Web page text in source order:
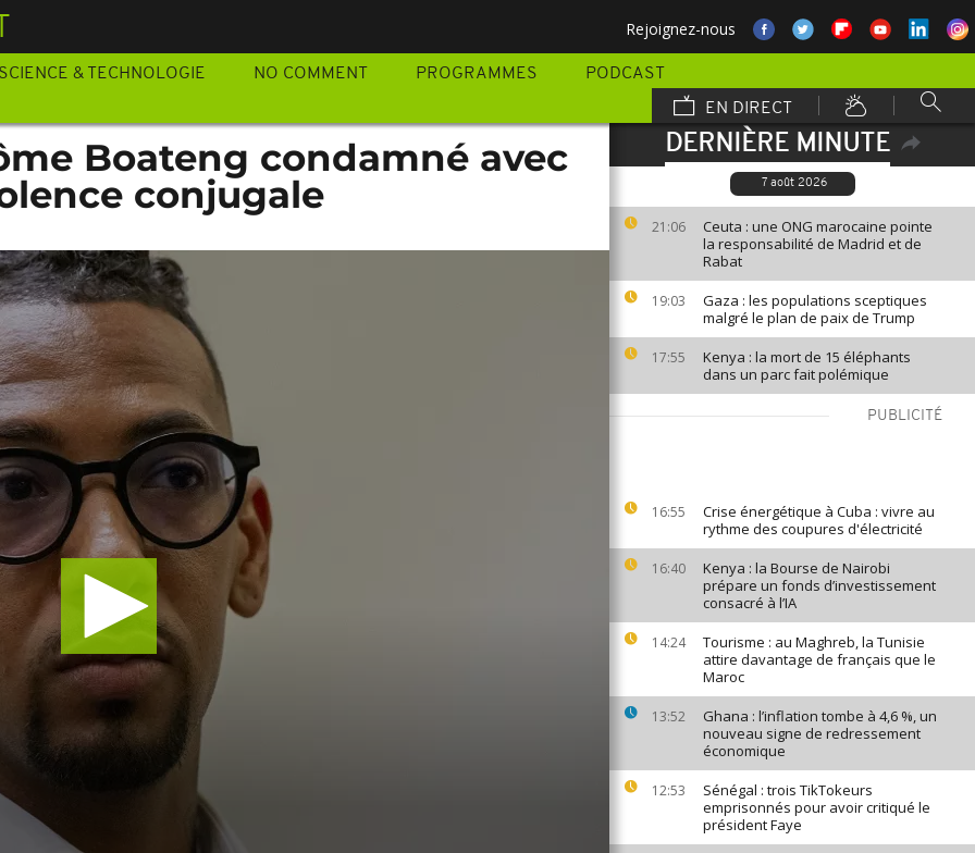
Rejoignez-nous
SCIENCE & TECHNOLOGIE NO COMMENT PROGRAMMES
PODCAST
EN DIRECT
DERNIÈRE MINUTE
7 août 2026
21:06
Ceuta : une ONG marocaine pointe
la responsabilité de Madrid et de
Rabat
19:03
Gaza : les populations sceptiques
malgré le plan de paix de Trump
17:55
Kenya : la mort de 15 éléphants
dans un parc fait polémique
PUBLICITÉ
16:55
Crise énergétique à Cuba : vivre au
rythme des coupures d'électricité
16:40
Kenya : la Bourse de Nairobi
prépare un fonds d’investissement
consacré à l’IA
14:24
Tourisme : au Maghreb, la Tunisie
attire davantage de français que le
Maroc
13:52
Ghana : l’inflation tombe à 4,6 %, un
nouveau signe de redressement
économique
12:53
Sénégal : trois TikTokeurs
emprisonnés pour avoir critiqué le
président Faye
Boateng condamné avec
conjugale